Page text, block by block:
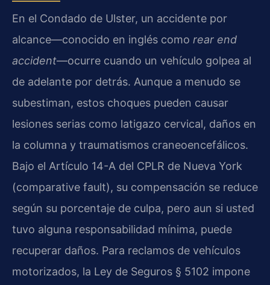
En el Condado de Ulster, un accidente por
alcance—conocido en inglés como rear end
accident—ocurre cuando un vehículo golpea al
de adelante por detrás. Aunque a menudo se
subestiman, estos choques pueden causar
lesiones serias como latigazo cervical, daños en
la columna y traumatismos craneoencefálicos.
Bajo el Artículo 14-A del CPLR de Nueva York
(comparative fault), su compensación se reduce
según su porcentaje de culpa, pero aun si usted
tuvo alguna responsabilidad mínima, puede
recuperar daños. Para reclamos de vehículos
motorizados, la Ley de Seguros § 5102 impone